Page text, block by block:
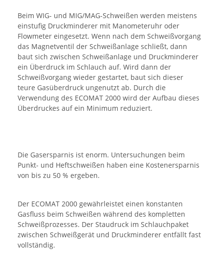
Beim WIG- und MIG/MAG-Schweißen werden meistens
einstufig Druckminderer mit Manometeruhr oder
Flowmeter eingesetzt. Wenn nach dem Schweißvorgang
das Magnetventil der Schweißanlage schließt, dann
baut sich zwischen Schweißanlage und Druckminderer
ein Überdruck im Schlauch auf. Wird dann der
Schweißvorgang wieder gestartet, baut sich dieser
teure Gasüberdruck ungenutzt ab. Durch die
Verwendung des ECOMAT 2000 wird der Aufbau dieses
Überdruckes auf ein Minimum reduziert.
Die Gasersparnis ist enorm. Untersuchungen beim
Punkt- und Heftschweißen haben eine Kostenersparnis
von bis zu 50 % ergeben.
Der ECOMAT 2000 gewährleistet einen konstanten
Gasfluss beim Schweißen während des kompletten
Schweißprozesses. Der Staudruck im Schlauchpaket
zwischen Schweißgerät und Druckminderer entfällt fast
vollständig.